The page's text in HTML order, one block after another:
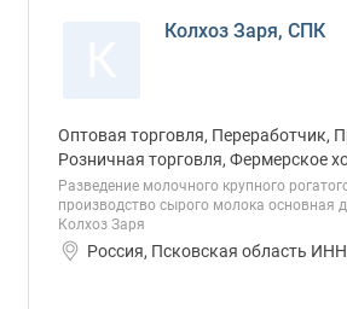
Колхоз Заря, СПК
Оптовая торговля, Переработчик,
Розничная торговля, Фермерское
Разведение молочного крупного
производство сырого молока основная
Колхоз Заря
Россия, Псковская область